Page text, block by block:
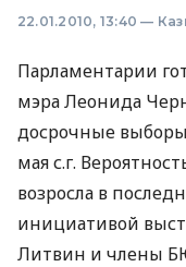
22.01.2010, 13:40 —
Парламентарии
мэра Леонида
досрочные
мая с.г.
возросла в
инициативой
Литвин и члены